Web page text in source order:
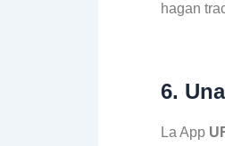
hagan
6.
La App